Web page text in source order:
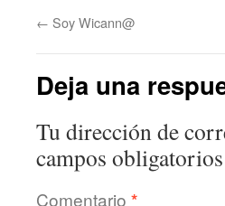
← Soy Wicann@
Deja una
Tu dirección de
campos
Comentario *